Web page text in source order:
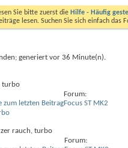
Sie bitte zuerst die Hilfe - Häufig
lesen. Suchen Sie sich einfach das
generiert vor 36 Minute(n).
Forum:
Focus ST MK2
Forum: